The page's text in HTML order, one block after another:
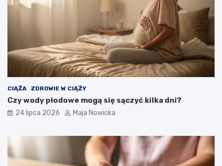
CIĄŻA ZDROWIE W CIĄŻY
Czy wody płodowe mogą się sączyć kilka dni?
24 lipca 2026 Maja Nowicka